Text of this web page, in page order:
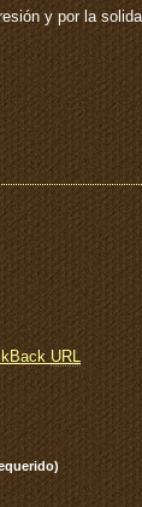
y por la
URL